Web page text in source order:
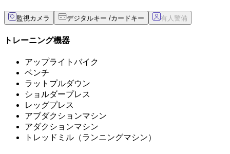
監視カメラ デジタルキー /カードキー
トレーニング機器
アップライトバイク
ベンチ
ラットプルダウン
ショルダープレス
レッグプレス
アブダクションマシン
アダクションマシン
トレッドミル（ランニングマシン）